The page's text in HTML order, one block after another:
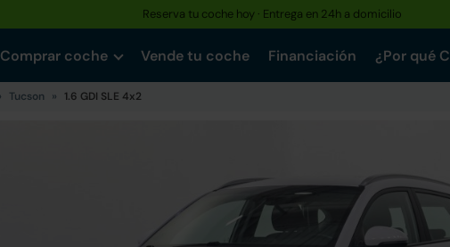
Reserva tu coche hoy · Entrega en 24h a domicilio
Comprar coche Vende tu coche Financiación ¿Por qué
Tucson 1.6 GDI SLE 4x2